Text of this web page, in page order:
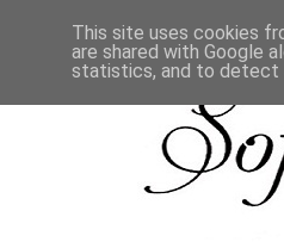
This site uses cookies
are shared with Google
statistics, and to detect